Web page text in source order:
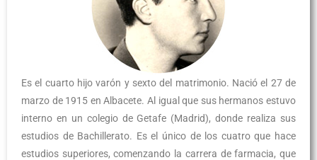
Es el cuarto hijo varón y sexto del matrimonio. Nació el 27 de
marzo de 1915 en Albacete. Al igual que sus hermanos estuvo
interno en un colegio de Getafe (Madrid), donde realiza sus
estudios de Bachillerato. Es el único de los cuatro que hace
estudios superiores, comenzando la carrera de farmacia, que